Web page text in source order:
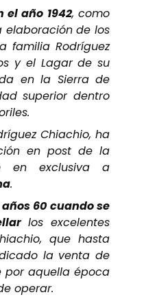
el año 1942, como
elaboración de los
familia Rodríguez
y el Lagar de su
en la Sierra de
superior dentro
Chiachio, ha
en post de la
en exclusiva a
.
años 60 cuando se
los excelentes
que hasta
la venta de
por aquella época
operar.